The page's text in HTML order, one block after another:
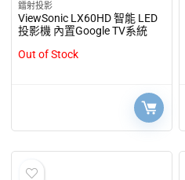
鐳射投影
ViewSonic LX60HD 智能 LED
投影機 內置Google TV系統
Out of Stock